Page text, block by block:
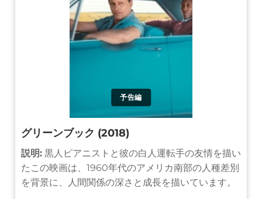
予告編
グリーンブック (2018)
説明: 黒人ピアニストと彼の白人運転手の友情を描い
たこの映画は、1960年代のアメリカ南部の人種差別
を背景に、人間関係の深さと成長を描いています。